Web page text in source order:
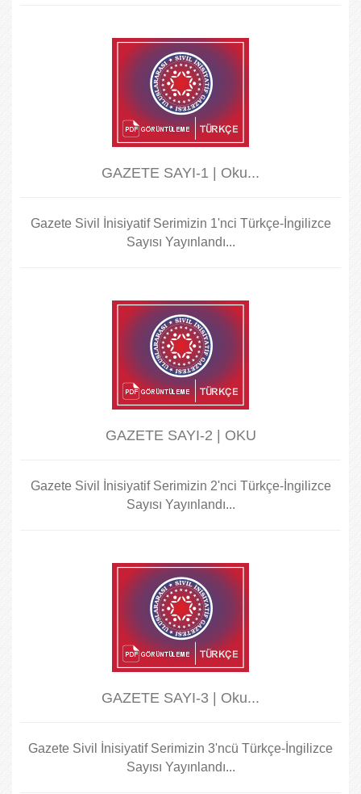
GAZETE SAYI-1 | Oku...
Gazete Sivil İnisiyatif Serimizin 1'nci Türkçe-İngilizce
Sayısı Yayınlandı...
GAZETE SAYI-2 | OKU
Gazete Sivil İnisiyatif Serimizin 2'nci Türkçe-İngilizce
Sayısı Yayınlandı...
GAZETE SAYI-3 | Oku...
Gazete Sivil İnisiyatif Serimizin 3'ncü Türkçe-İngilizce
Sayısı Yayınlandı...